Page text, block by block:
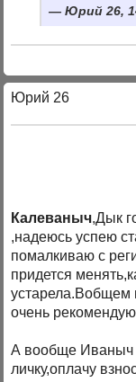
Юрий 26,
Юрий 26
Калеваныч,Дык
,надеюсь успею
помалкиваю с
придется
устарела.Вобщем
очень
А вообще Иваныч
личку,оплачу